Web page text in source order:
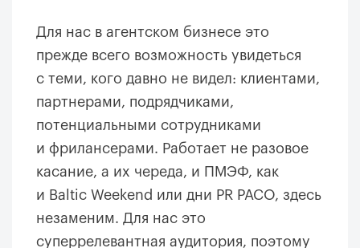
Для нас в агентском бизнесе это
прежде всего возможность увидеться
с теми, кого давно не видел: клиентами,
партнерами, подрядчиками,
потенциальными сотрудниками
и фрилансерами. Работает не разовое
касание, а их череда, и ПМЭФ, как
и Baltic Weekend или дни PR РАСО, здесь
незаменим. Для нас это
суперрелевантная аудитория, поэтому